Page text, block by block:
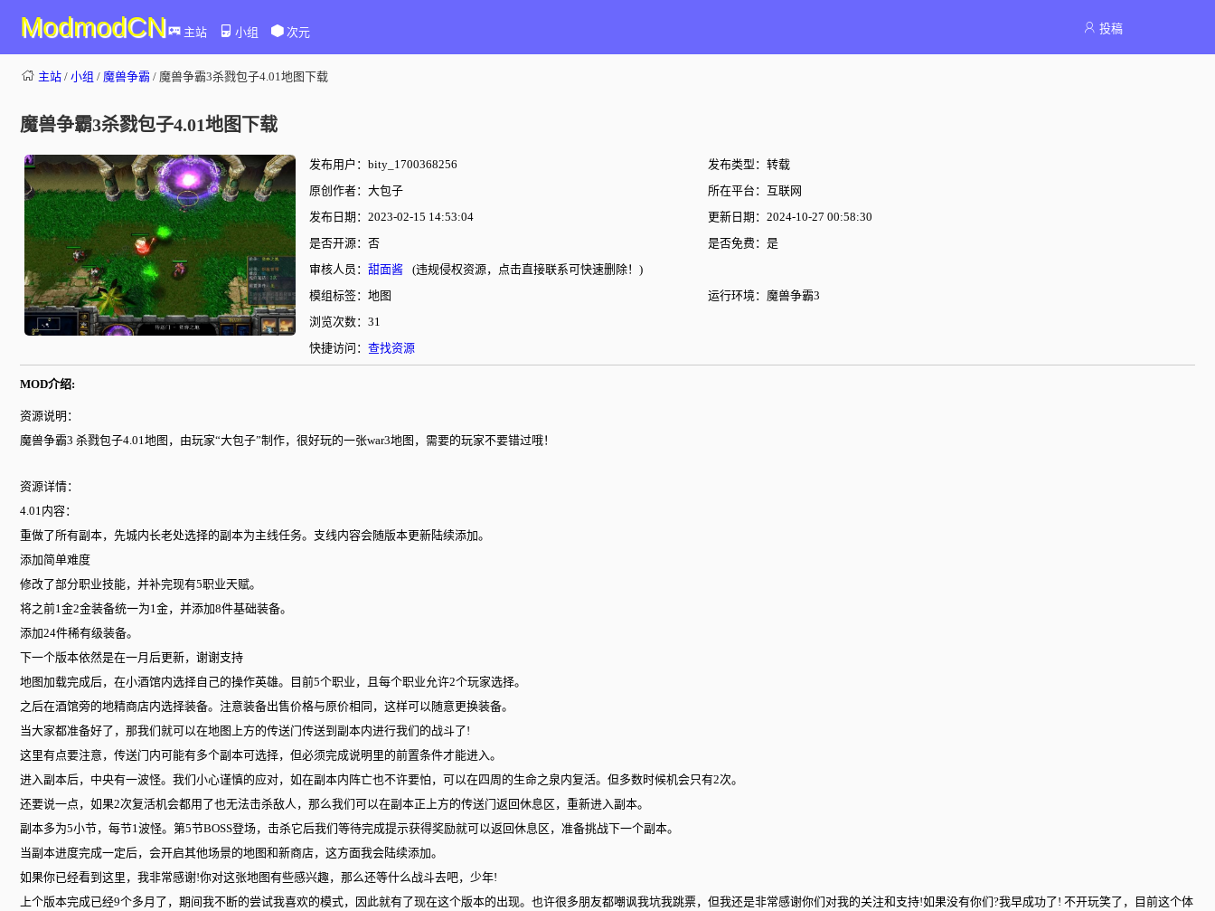
ModmodCN 主站 小组 次元 投稿
主站 / 小组 / 魔兽争霸 / 魔兽争霸3杀戮包子4.01地图下载
魔兽争霸3杀戮包子4.01地图下载
发布用户：bity_1700368256
发布类型：转载
原创作者：大包子
所在平台：互联网
发布日期：2023-02-15 14:53:04
更新日期：2024-10-27 00:58:30
是否开源：否
是否免费：是
审核人员： 甜面酱
(违规侵权资源，点击直接联系可快速删除！)
模组标签：地图
运行环境：魔兽争霸3
浏览次数：31
快捷访问： 查找资源
MOD介绍:
资源说明：
魔兽争霸3 杀戮包子4.01地图，由玩家“大包子”制作，很好玩的一张war3地图，需要的玩家不要错过哦！
资源详情：
4.01内容：
重做了所有副本，先城内长老处选择的副本为主线任务。支线内容会随版本更新陆续添加。
添加简单难度
修改了部分职业技能，并补完现有5职业天赋。
将之前1金2金装备统一为1金，并添加8件基础装备。
添加24件稀有级装备。
下一个版本依然是在一月后更新，谢谢支持
地图加载完成后，在小酒馆内选择自己的操作英雄。目前5个职业，且每个职业允许2个玩家选择。
之后在酒馆旁的地精商店内选择装备。注意装备出售价格与原价相同，这样可以随意更换装备。
当大家都准备好了，那我们就可以在地图上方的传送门传送到副本内进行我们的战斗了!
这里有点要注意，传送门内可能有多个副本可选择，但必须完成说明里的前置条件才能进入。
进入副本后，中央有一波怪。我们小心谨慎的应对，如在副本内阵亡也不许要怕，可以在四周的生命之泉内复活。但多数时候机会只有2次。
还要说一点，如果2次复活机会都用了也无法击杀敌人，那么我们可以在副本正上方的传送门返回休息区，重新进入副本。
副本多为5小节，每节1波怪。第5节BOSS登场，击杀它后我们等待完成提示获得奖励就可以返回休息区，准备挑战下一个副本。
当副本进度完成一定后，会开启其他场景的地图和新商店，这方面我会陆续添加。
如果你已经看到这里，我非常感谢!你对这张地图有些感兴趣，那么还等什么战斗去吧，少年!
上个版本完成已经9个多月了，期间我不断的尝试我喜欢的模式，因此就有了现在这个版本的出现。也许很多朋友都嘲讽我坑我跳票，但我还是非常感谢你们对我的关注和支持!如果没有你们?我早成功了! 不开玩笑了，目前这个体